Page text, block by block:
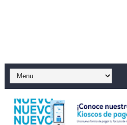
Operativo en Barahona:
Autoridades indagan